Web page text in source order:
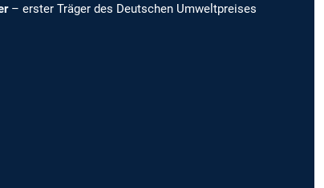
– erster Träger des Deutschen Umweltpreises